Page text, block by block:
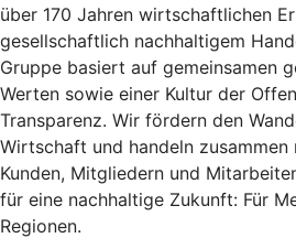
über 170 Jahren wirtschaftlichen
gesellschaftlich nachhaltigem
Gruppe basiert auf gemeinsamen
Werten sowie einer Kultur der
Transparenz. Wir fördern den
Wirtschaft und handeln zusammen
Kunden, Mitgliedern und
für eine nachhaltige Zukunft: Für
Regionen.